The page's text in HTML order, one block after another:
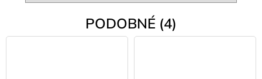
PODOBNÉ (4)